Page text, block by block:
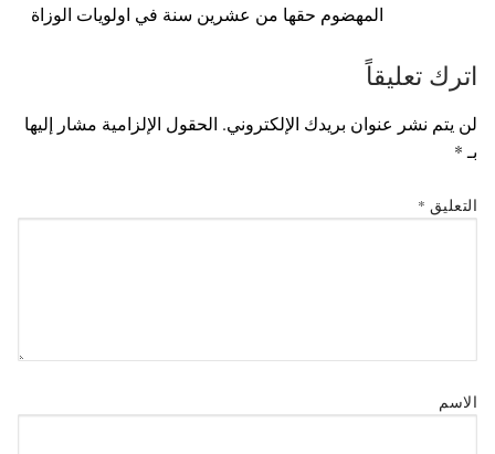
المهضوم حقها من عشرين سنة في اولويات الوزاة
اترك تعليقاً
لن يتم نشر عنوان بريدك الإلكتروني. الحقول الإلزامية مشار إليها
بـ*
التعليق *
الاسم